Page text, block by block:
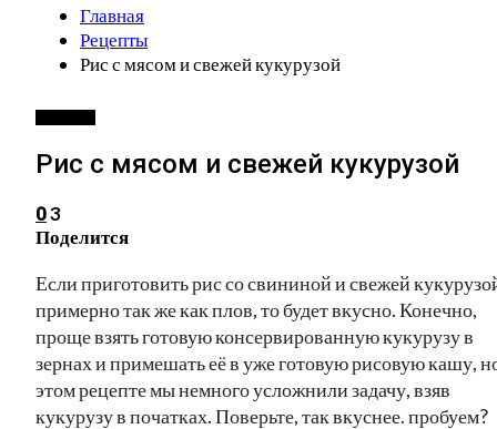
Главная
Рецепты
Рис с мясом и свежей кукурузой
Рис с мясом и свежей кукурузой
03
Поделится
Если приготовить рис со свининой и свежей
примерно так же как плов, то будет вкусно. Конечно,
проще взять готовую консервированную кукурузу в
зернах и примешать её в уже готовую рисовую кашу,
этом рецепте мы немного усложнили задачу, взяв
кукурузу в початках. Поверьте, так вкуснее. пробуем?